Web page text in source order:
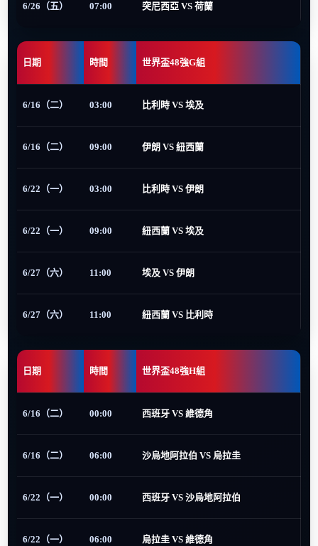
6/26（五） 07:00 突尼西亞 VS 荷蘭
日期 時間 世界盃48強G組
6/16（二） 03:00 比利時 VS 埃及
6/16（二） 09:00 伊朗 VS 紐西蘭
6/22（一） 03:00 比利時 VS 伊朗
6/22（一） 09:00 紐西蘭 VS 埃及
6/27（六） 11:00 埃及 VS 伊朗
6/27（六） 11:00 紐西蘭 VS 比利時
日期 時間 世界盃48強H組
6/16（二） 00:00 西班牙 VS 維德角
6/16（二） 06:00 沙烏地阿拉伯 VS 烏拉圭
6/22（一） 00:00 西班牙 VS 沙烏地阿拉伯
6/22（一） 06:00 烏拉圭 VS 維德角